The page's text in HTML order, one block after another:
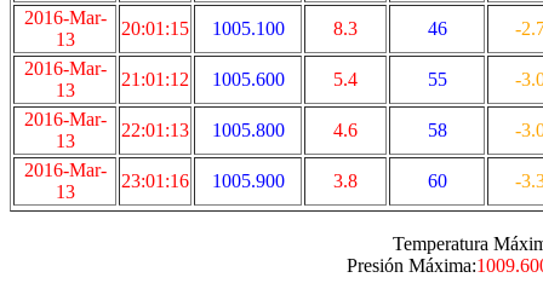
2016-Mar-
13
20:01:15 1005.100 8.3 46
-
2016-Mar-
13
21:01:12 1005.600 5.4 55
-
2016-Mar-
13
22:01:13 1005.800 4.6 58
-
2016-Mar-
13
23:01:16 1005.900 3.8 60 -
Temperatura
Presión Máxima: